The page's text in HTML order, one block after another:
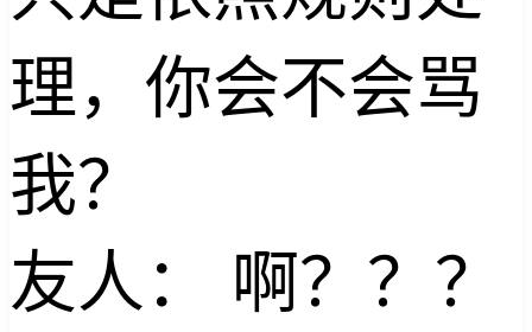
理，你会不会骂
我？
友人： 啊？？？